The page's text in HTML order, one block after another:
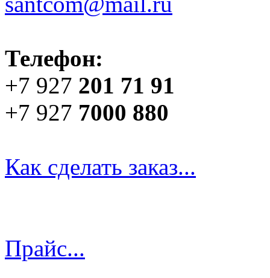
Телефон:
+7 927 201 71 91
+7 927 7000 880
Как сделать заказ...
Прайс...